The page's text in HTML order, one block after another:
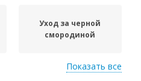
Уход за черной
смородиной
Показать все